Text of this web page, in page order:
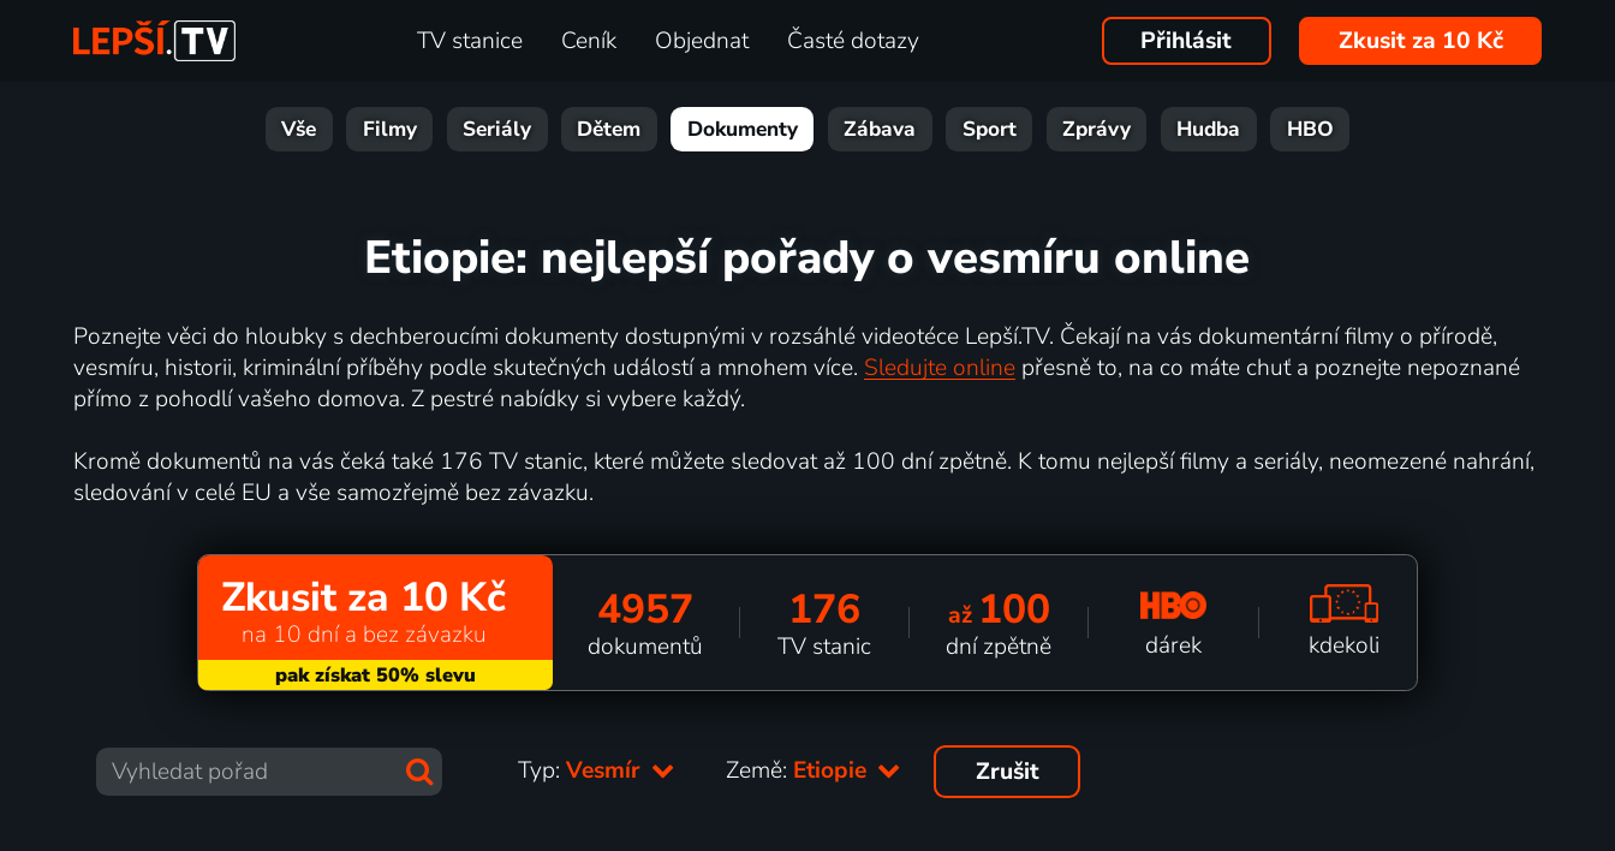
TV stanice Ceník Objednat Časté dotazy Přihlásit Zkusit za 10 Kč
Vše Filmy Seriály Dětem Dokumenty Zábava Sport Zprávy Hudba HBO
Etiopie: nejlepší pořady o vesmíru online
Poznejte věci do hloubky s dechberoucími dokumenty dostupnými v rozsáhlé videotéce Lepší.TV. Čekají na vás dokumentární filmy o přírodě,
vesmíru, historii, kriminální příběhy podle skutečných událostí a mnohem více. Sledujte onlinepřesně to, na co máte chuť a poznejte nepoznané
přímo z pohodlí vašeho domova. Z pestré nabídky si vybere každý.
Kromě dokumentů na vás čeká také 176 TV stanic, které můžete sledovat až 100 dní zpětně. K tomu nejlepší filmy a seriály, neomezené nahrání,
sledování v celé EU a vše samozřejmě bez závazku.
Zkusit za 10 Kč
na 10 dní a bez závazku 4957
dokumentů
176
TV stanic
až 100
dní zpětně dárek kdekoli
Typ:Vesmír Země: Etiopie Zrušit